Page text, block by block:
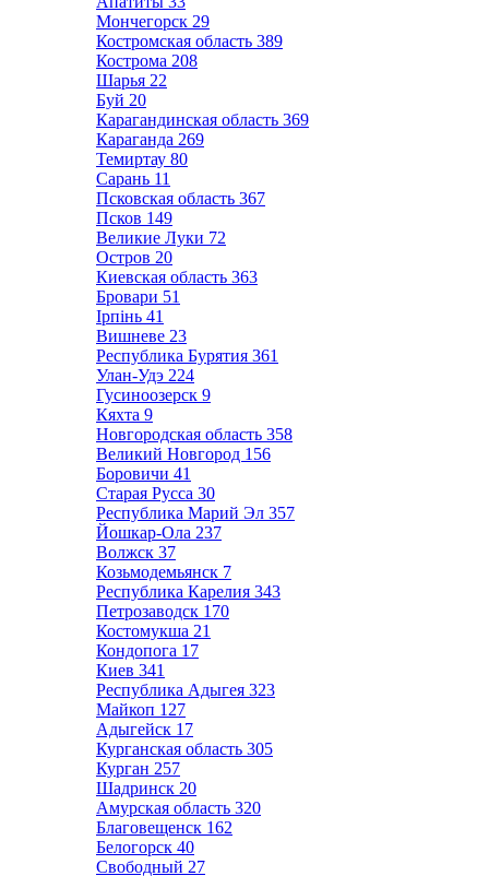
Мончегорск 29
Костромская область 389
Кострома 208
Шарья 22
Буй 20
Карагандинская область 369
Караганда 269
Темиртау 80
Сарань 11
Псковская область 367
Псков 149
Великие Луки 72
Остров 20
Киевская область 363
Бровари 51
Ірпінь 41
Вишневе 23
Республика Бурятия 361
Улан-Удэ 224
Гусиноозерск 9
Кяхта 9
Новгородская область 358
Великий Новгород 156
Боровичи 41
Старая Русса 30
Республика Марий Эл 357
Йошкар-Ола 237
Волжск 37
Козьмодемьянск 7
Республика Карелия 343
Петрозаводск 170
Костомукша 21
Кондопога 17
Киев 341
Республика Адыгея 323
Майкоп 127
Адыгейск 17
Курганская область 305
Курган 257
Шадринск 20
Амурская область 320
Благовещенск 162
Белогорск 40
Свободный 27